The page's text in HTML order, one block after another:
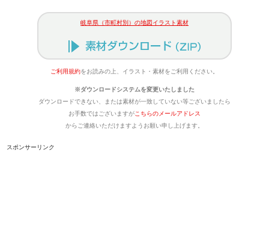
岐阜県（市町村別）の地図イラスト素材
ご利用規約をお読みの上、イラスト・素材をご利用ください。
※ダウンロードシステムを変更いたしました
ダウンロードできない、または素材が一致していない等ございましたら
お手数ではございますがこちらのメールアドレス
からご連絡いただけますようお願い申し上げます。
スポンサーリンク